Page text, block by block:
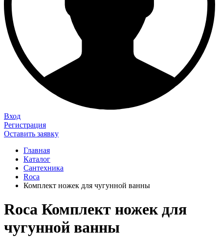
Вход
Регистрация
Оставить заявку
Главная
Каталог
Сантехника
Roca
Комплект ножек для чугунной ванны
Roca Комплект ножек для
чугунной ванны